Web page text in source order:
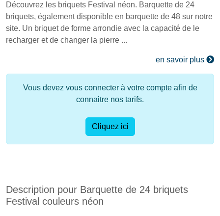
Découvrez les briquets Festival néon. Barquette de 24
briquets, également disponible en barquette de 48 sur notre
site. Un briquet de forme arrondie avec la capacité de le
recharger et de changer la pierre ...
en savoir plus
Vous devez vous connecter à votre compte afin de
connaitre nos tarifs.
Cliquez ici
Description pour Barquette de 24 briquets
Festival couleurs néon